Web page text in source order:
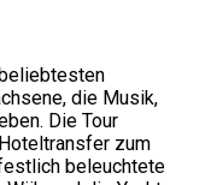
die Musik,
Die Tour
zum
beleuchtete